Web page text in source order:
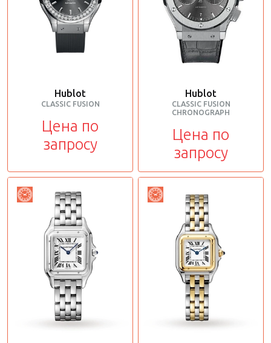
Hublot
CLASSIC FUSION
Цена по
запросу
Hublot
CLASSIC FUSION
CHRONOGRAPH
Цена по
запросу